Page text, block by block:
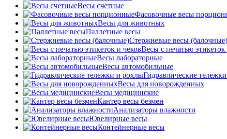
Весы счетные
Фасовочные весы
Весы для животных
Паллетные весы
Стержневые весы (балочные)
Весы c печатью этикеток
Весы лабораторные
Весы автомобильные
Гидравлические
Весы для новорожденных
Весы медицинские
Кантер весы безмен
Анализаторы влажности
Ювелирные весы
Контейнерные весы